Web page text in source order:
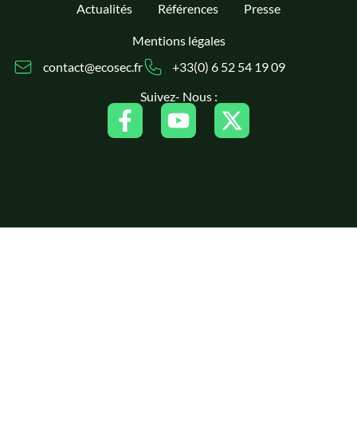
Actualités Références Presse
Mentions légales
contact@ecosec.fr
+33(0) 6 52 54 19 09
Suivez- Nous :